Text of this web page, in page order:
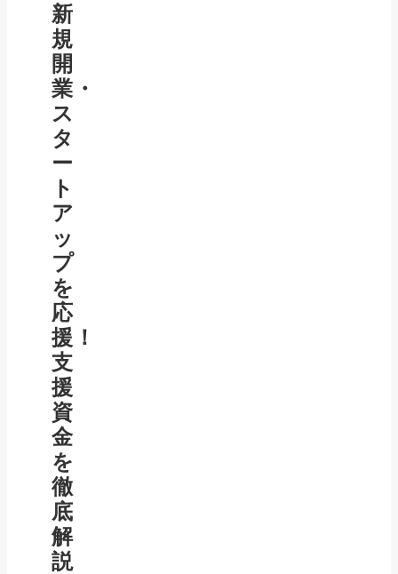
新
規
開
業・
ス
タ
ー
ト
ア
ッ
プ
を
応
援！
支
援
資
金
を
徹
底
解
説